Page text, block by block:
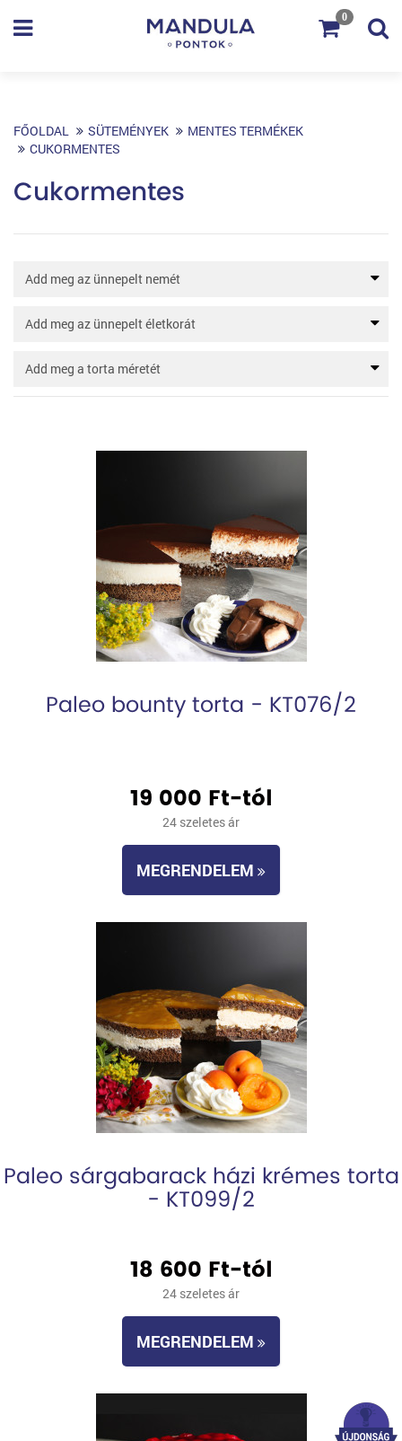
0
FŐOLDAL SÜTEMÉNYEK
MENTES TERMÉKEK
CUKORMENTES
Cukormentes
Paleo bounty torta - KT076/2
19 000 Ft-tól
24 szeletes ár
MEGRENDELEM
Paleo sárgabarack házi krémes torta
- KT099/2
18 600 Ft-tól
24 szeletes ár
MEGRENDELEM